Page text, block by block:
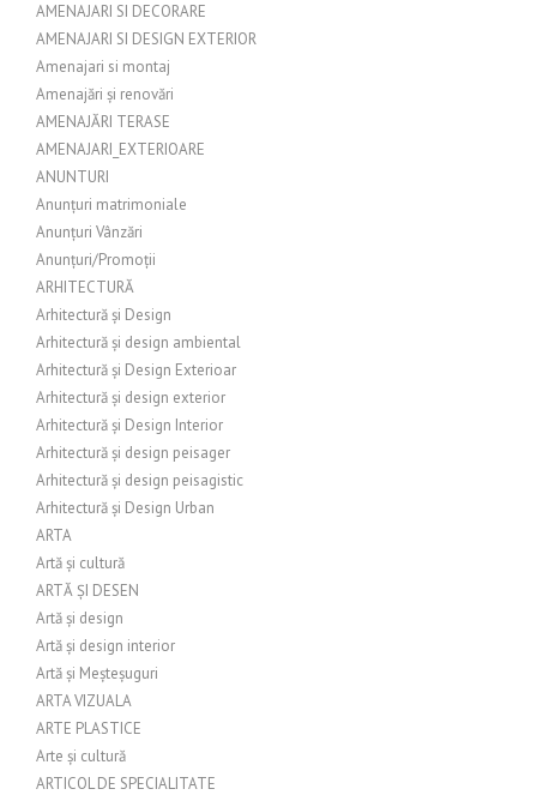
AMENAJARI SI DECORARE
AMENAJARI SI DESIGN EXTERIOR
Amenajari si montaj
Amenajări și renovări
AMENAJĂRI TERASE
AMENAJARI_EXTERIOARE
ANUNTURI
Anunțuri matrimoniale
Anunțuri Vânzări
Anunțuri/Promoții
ARHITECTURĂ
Arhitectură și Design
Arhitectură și design ambiental
Arhitectură și Design Exterioar
Arhitectură și design exterior
Arhitectură și Design Interior
Arhitectură și design peisager
Arhitectură și design peisagistic
Arhitectură și Design Urban
ARTA
Artă și cultură
ARTĂ ȘI DESEN
Artă și design
Artă și design interior
Artă și Meșteșuguri
ARTA VIZUALA
ARTE PLASTICE
Arte și cultură
ARTICOL DE SPECIALITATE